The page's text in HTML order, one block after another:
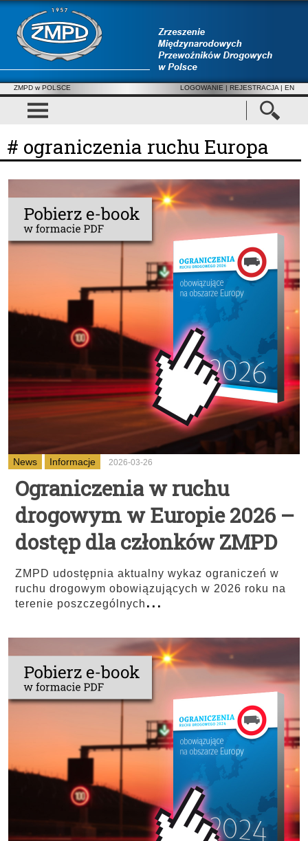
ZMPD w POLSCE LOGOWANIE | REJESTRACJA | EN
# ograniczenia ruchu Europa
News Informacje 2026-03-26
Ograniczenia w ruchu
drogowym w Europie 2026 –
dostęp dla członków ZMPD
ZMPD udostępnia aktualny wykaz ograniczeń w
ruchu drogowym obowiązujących w 2026 roku na
terenie poszczególnych...